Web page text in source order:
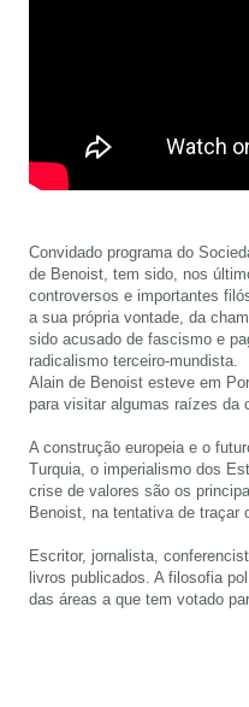
Convidado programa do
de Benoist, tem sido, nos
controversos e importantes
a sua própria vontade, da
sido acusado de fascismo e
radicalismo terceiro-mundista.
Alain de Benoist esteve em
para visitar algumas raízes da
A construção europeia e o
Turquia, o imperialismo dos
crise de valores são os
Benoist, na tentativa de traçar
Escritor, jornalista,
livros publicados. A filosofia
das áreas a que tem votado